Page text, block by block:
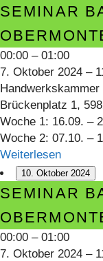
Seminar
Obermonteur
BTGA
SEMINAR
00:00 – 01:00
7. Oktober 2024 –
Brückenplatz 1,
Woche 1: 16.09. –
Woche 2: 07.10. –
Weiterlesen
10. Oktober 2024
Seminar
Obermonteur
BTGA
SEMINAR
00:00 – 01:00
7. Oktober 2024 –